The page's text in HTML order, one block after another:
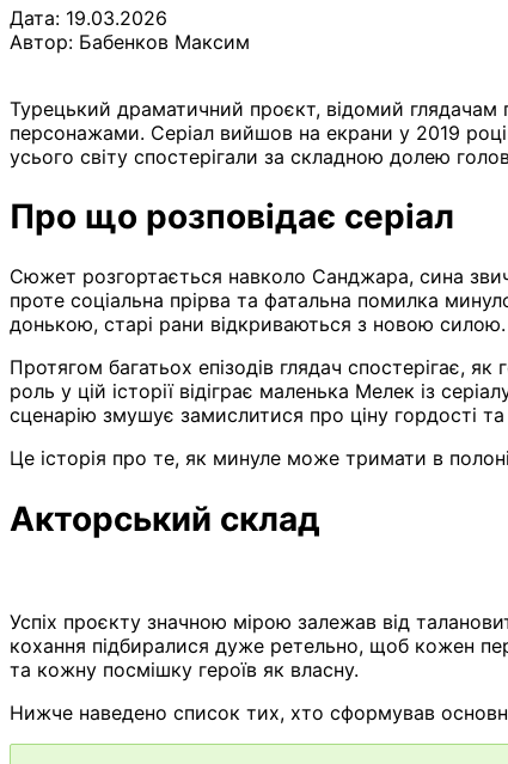
Дата: 19.03.2026
Автор: Бабенков Максим
Турецький драматичний проєкт, відомий глядачам
персонажами. Серіал вийшов на екрани у 2019
усього світу спостерігали за складною долею
Про що розповідає серіал
Сюжет розгортається навколо Санджара, сина
проте соціальна прірва та фатальна помилка
донькою, старі рани відкриваються з новою силою.
Протягом багатьох епізодів глядач спостерігає,
роль у цій історії відіграє маленька Мелек із
сценарію змушує замислитися про ціну гордості
Це історія про те, як минуле може тримати в
Акторський склад
Успіх проєкту значною мірою залежав від
кохання підбиралися дуже ретельно, щоб кожен
та кожну посмішку героїв як власну.
Нижче наведено список тих, хто сформував